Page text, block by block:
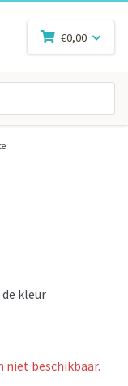
€0,00
kleur
niet beschikbaar.